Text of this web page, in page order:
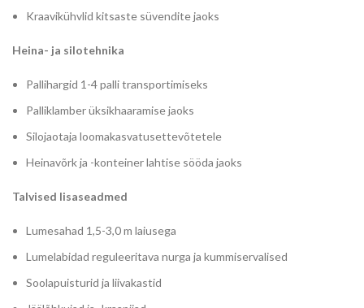
Kraavikühvlid kitsaste süvendite jaoks
Heina- ja silotehnika
Pallihargid 1-4 palli transportimiseks
Palliklamber üksikhaaramise jaoks
Silojaotaja loomakasvatusettevõtetele
Heinavõrk ja -konteiner lahtise sööda jaoks
Talvised lisaseadmed
Lumesahad 1,5-3,0 m laiusega
Lumelabidad reguleeritava nurga ja kummiservalised
Soolapuisturid ja liivakastid